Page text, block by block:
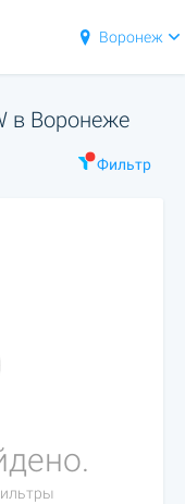
Воронеж
в Воронеже
Фильтр